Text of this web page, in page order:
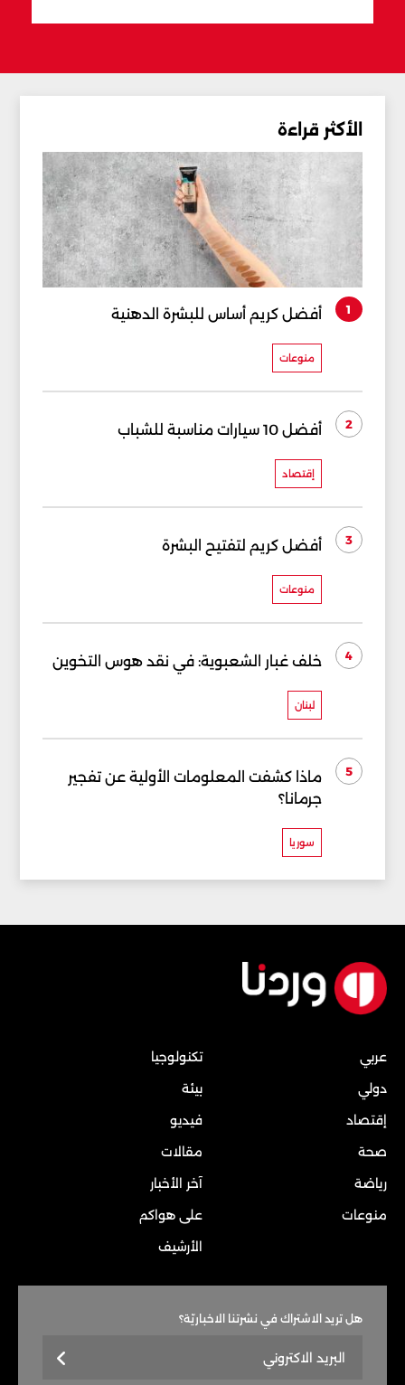
الأكثر قراءة
1 أفضل كريم أساس للبشرة الدهنية
منوعات
2 أفضل 10 سيارات مناسبة للشباب
إقتصاد
3 أفضل كريم لتفتيح البشرة
منوعات
4 خلف غبار الشعبوية: في نقد هوس التخوين
لبنان
5
ماذا كشفت المعلومات الأولية عن تفجير
جرمانا؟
سوريا
عربي
دولي
إقتصاد
صحة
رياضة
منوعات
تكنولوجيا
بيئة
فيديو
مقالات
آخر الأخبار
على هواكم
الأرشيف
هل تريد الاشتراك في نشرتنا الاخباريّة؟